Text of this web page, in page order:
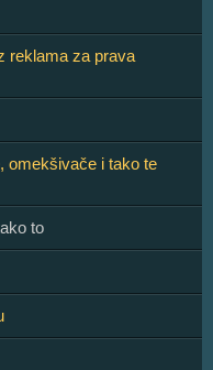
reklama za prava
omekšivače i tako te
to